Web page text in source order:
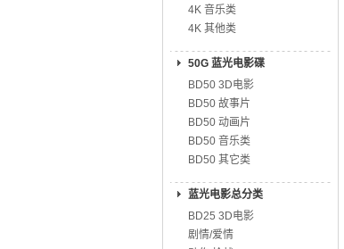
4K 音乐类
4K 其他类
50G 蓝光电影碟
BD50 3D电影
BD50 故事片
BD50 动画片
BD50 音乐类
BD50 其它类
蓝光电影总分类
BD25 3D电影
剧情/爱情